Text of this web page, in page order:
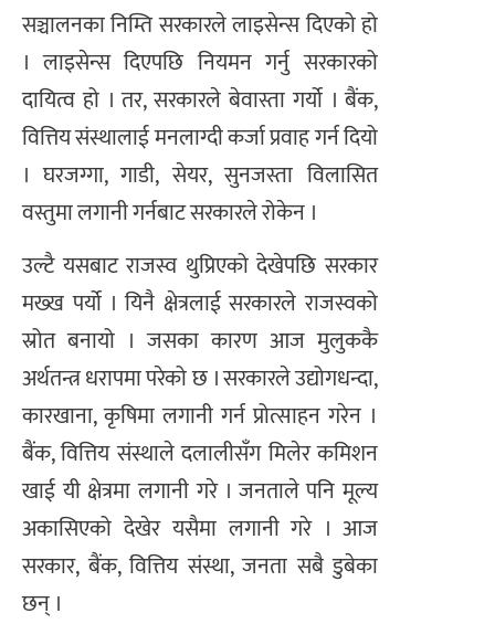
सञ्चालनका निम्ति सरकारले लाइसेन्स दिएको हो
। लाइसेन्स दिएपछि नियमन गर्नु सरकारको
दायित्व हो । तर, सरकारले बेवास्ता गर्यो । बैंक,
वित्तिय संस्थालाई मनलाग्दी कर्जा प्रवाह गर्न दियो
। घरजग्गा, गाडी, सेयर, सुनजस्ता विलासित
वस्तुमा लगानी गर्नबाट सरकारले रोकेन ।
उल्टै यसबाट राजस्व थुप्रिएको देखेपछि सरकार
मख्ख पर्यो । यिनै क्षेत्रलाई सरकारले राजस्वको
स्रोत बनायो । जसका कारण आज मुलुककै
अर्थतन्त्र धरापमा परेको छ । सरकारले उद्योगधन्दा,
कारखाना, कृषिमा लगानी गर्न प्रोत्साहन गरेन ।
बैंक, वित्तिय संस्थाले दलालीसँग मिलेर कमिशन
खाई यी क्षेत्रमा लगानी गरे । जनताले पनि मूल्य
अकासिएको देखेर यसैमा लगानी गरे । आज
सरकार, बैंक, वित्तिय संस्था, जनता सबै डुबेका
छन् ।